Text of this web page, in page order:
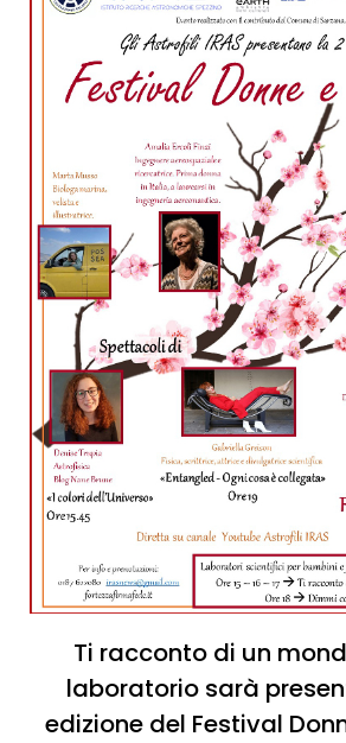
Ti racconto di un
laboratorio sarà
edizione del Festival